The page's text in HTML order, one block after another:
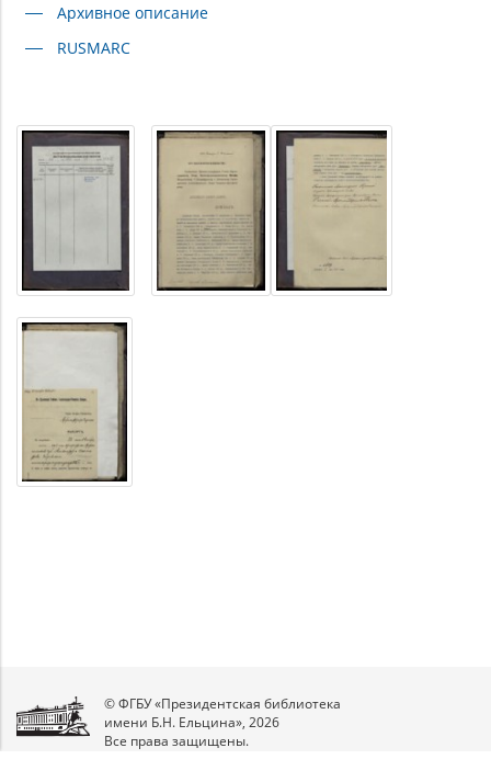
Архивное описание
RUSMARC
© ФГБУ «Президентская библиотека
имени Б.Н. Ельцина», 2026
Все права защищены.